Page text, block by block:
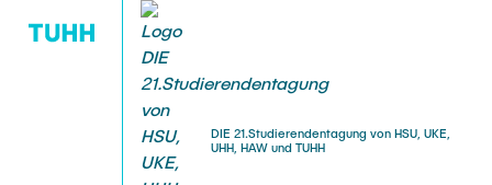
DIE 21.Studierendentagung von HSU, UKE,
UHH, HAW und TUHH
ALLGEMEINES
STUDIERENDENTAGUNG >